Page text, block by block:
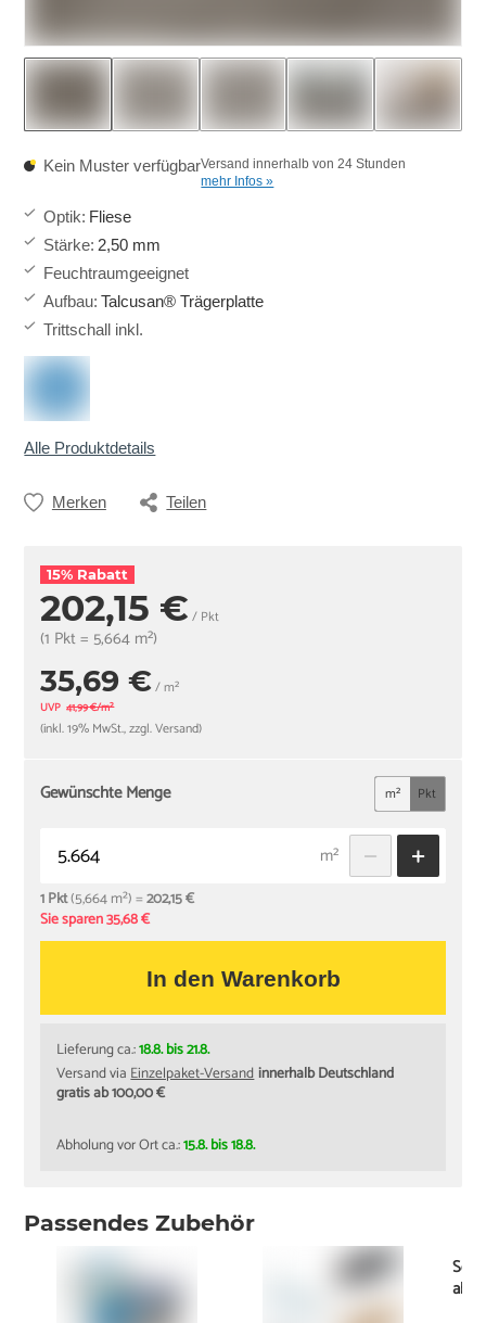
Kein Muster verfügbarVersand innerhalb von 24 Stunden
mehr Infos »
Optik: Fliese
Stärke: 2,50 mm
Feuchtraumgeeignet
Aufbau: Talcusan® Trägerplatte
Trittschall inkl.
Alle Produktdetails
Merken Teilen
15% Rabatt
202,15 € / Pkt
(1 Pkt = 5,664 m²)
35,69 €/ m²
UVP 41,99 €/m²
(inkl. 19% MwSt., zzgl. Versand)
Gewünschte Menge m² Pkt
m²
1 Pkt(5,664 m²) =202,15 €
Sie sparen 35,68 €
In den Warenkorb
Lieferung ca.:18.8. bis 21.8.
Versand viaEinzelpaket-Versandinnerhalb Deutschland
gratis ab 100,00 €
Abholung vor Ort ca.:15.8. bis 18.8.
Passendes Zubehör
ab